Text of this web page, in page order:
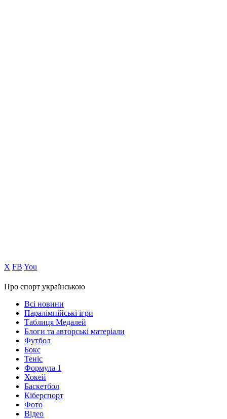
Х FB You
Про спорт українською
Всі новини
Паралімпійські ігри
Таблиця Медалей
Блоги та авторські матеріали
Футбол
Бокс
Теніс
Формула 1
Хокей
Баскетбол
Кіберспорт
Фото
Відео